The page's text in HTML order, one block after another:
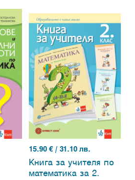
15.90€ / 31.10 лв.
Книга за учителя по
математика за 2.